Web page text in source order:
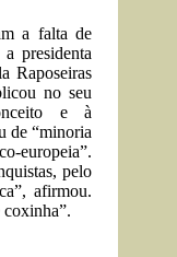
a falta de
presidenta
Raposeiras
no seu
e à
de “minoria
europeia”.
pelo
afirmou.
coxinha”.